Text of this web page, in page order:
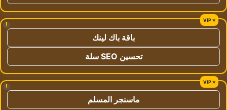
!
باقة باك لينك
تحسين SEO سلة
!
ماسنجر المسلم